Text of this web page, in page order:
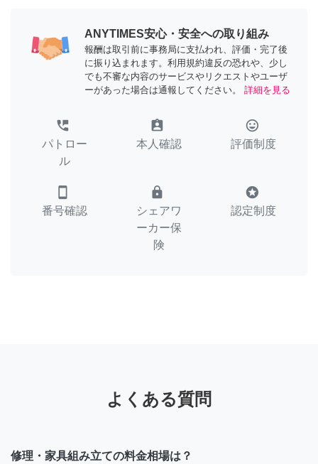
ANYTIMES安心・安全への取り組み
報酬は取引前に事務局に支払われ、評価・完了後
に振り込まれます。利用規約違反の恐れや、少し
でも不審な内容のサービスやリクエストやユーザ
ーがあった場合は通報してください。
詳細を見る
perm_phone_msg
パトロー
ル
assignment_ind
本人確認
tag_faces
評価制度
smartphone
番号確認
lock
シェアワ
ーカー保
険
stars
認定制度
よくある質問
修理・家具組み立ての料金相場は？